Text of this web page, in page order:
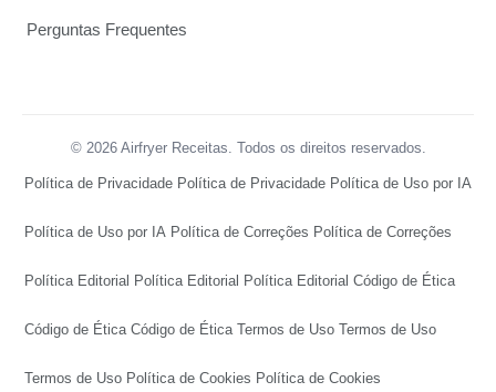
Perguntas Frequentes
© 2026 Airfryer Receitas. Todos os direitos reservados.
Política de Privacidade Política de Privacidade Política de Uso por IA
Política de Uso por IA Política de Correções Política de Correções
Política Editorial Política Editorial Política Editorial Código de Ética
Código de Ética Código de Ética Termos de Uso Termos de Uso
Termos de Uso Política de Cookies Política de Cookies